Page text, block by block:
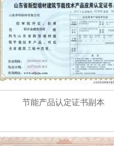
节能产品认定证书副本